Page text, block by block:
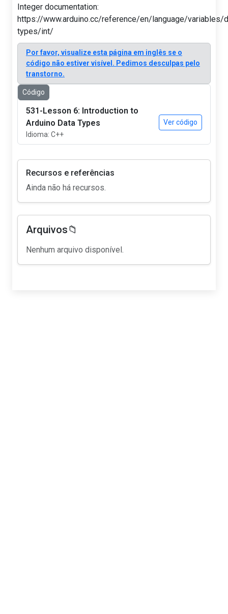
Integer documentation:
https://www.arduino.cc/reference/en/language/variables/
types/int/
Por favor, visualize esta página em inglês se o
código não estiver visível. Pedimos desculpas pelo
transtorno.
Código
531-Lesson 6: Introduction to
Arduino Data Types
Idioma: C++
Ver código
Recursos e referências
Ainda não há recursos.
Arquivos📁
Nenhum arquivo disponível.